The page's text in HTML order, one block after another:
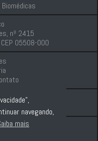
nº 2415
05508-000
navegando,
mais